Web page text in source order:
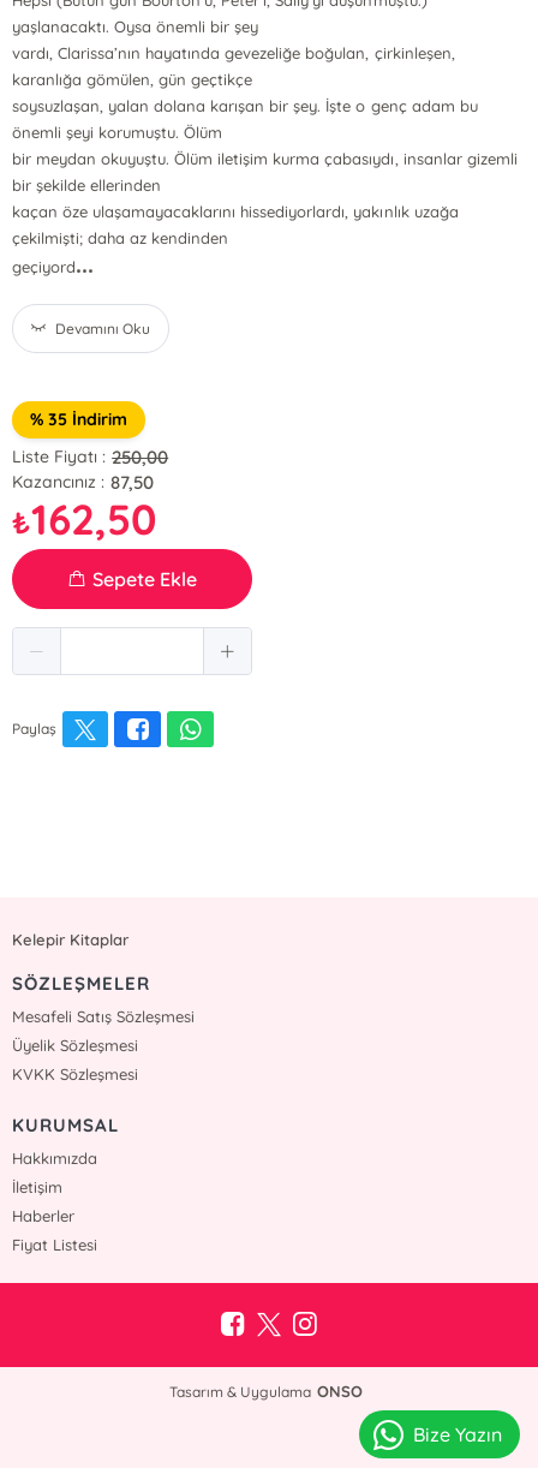
yaşlanacaktı. Oysa önemli bir şey
vardı, Clarissa’nın hayatında gevezeliğe boğulan, çirkinleşen,
karanlığa gömülen, gün geçtikçe
soysuzlaşan, yalan dolana karışan bir şey. İşte o genç adam bu
önemli şeyi korumuştu. Ölüm
bir meydan okuyuştu. Ölüm iletişim kurma çabasıydı, insanlar gizemli
bir şekilde ellerinden
kaçan öze ulaşamayacaklarını hissediyorlardı, yakınlık uzağa
çekilmişti; daha az kendinden
geçiyord...
Devamını Oku
% 35 İndirim
Liste Fiyatı : 250,00
Kazancınız : 87,50
₺162,50
Sepete Ekle
Paylaş
Kelepir Kitaplar
SÖZLEŞMELER
Mesafeli Satış Sözleşmesi
Üyelik Sözleşmesi
KVKK Sözleşmesi
KURUMSAL
Hakkımızda
İletişim
Haberler
Fiyat Listesi
Tasarım & Uygulama ONSO
Bize Yazın